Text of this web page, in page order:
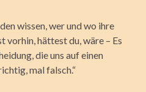
wissen, wer und wo ihre
hättest du, wäre – Es
die uns auf einen
mal falsch.“